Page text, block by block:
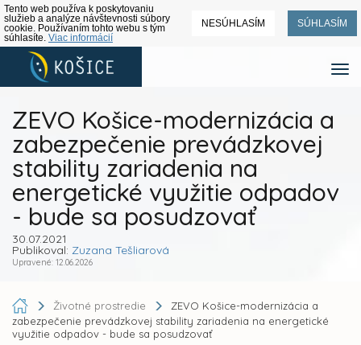
Tento web používa k poskytovaniu
služieb a analýze návštevnosti súbory
cookie. Používaním tohto webu s tým
súhlasíte. Viac informácií
NESÚHLASÍM SÚHLASÍM
ZEVO Košice-modernizácia a
zabezpečenie prevádzkovej
stability zariadenia na
energetické využitie odpadov
- bude sa posudzovať
30.07.2021
Publikoval: Zuzana Tešliarová
Upravené: 12.06.2026
Životné prostredie
ZEVO Košice-modernizácia a
zabezpečenie prevádzkovej stability zariadenia na energetické
využitie odpadov - bude sa posudzovať